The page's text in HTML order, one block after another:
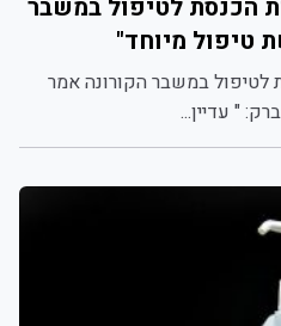
הכנסת לטיפול במשבר
טיפול מיוחד"
לטיפול במשבר הקורונה אמר
" עדיין...